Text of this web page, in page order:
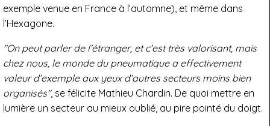
exemple venue en France à l’automne), et même dans
l’Hexagone.
"On peut parler de l’étranger, et c’est très valorisant, mais
chez nous, le monde du pneumatique a effectivement
valeur d’exemple aux yeux d’autres secteurs moins bien
organisés", se félicite Mathieu Chardin. De quoi mettre en
lumière un secteur au mieux oublié, au pire pointé du doigt.